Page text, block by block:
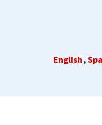
English ,